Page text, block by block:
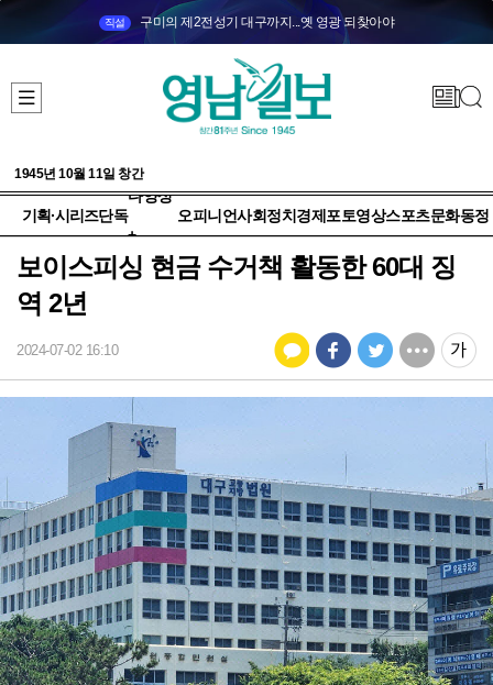
직설 구미의 제2전성기 대구까지...옛 영광 되찾아야
1945년 10월 11일 창간
기획·시리즈단독
다양성
+
오피니언사회정치 경제 포토영상스포츠문화동정
보이스피싱 현금 수거책 활동한 60대 징
역 2년
2024-07-02 16:10